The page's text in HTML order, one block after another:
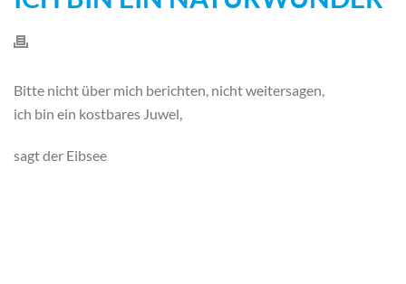
Bitte nicht über mich berichten, nicht weitersagen,
ich bin ein kostbares Juwel,
sagt der Eibsee